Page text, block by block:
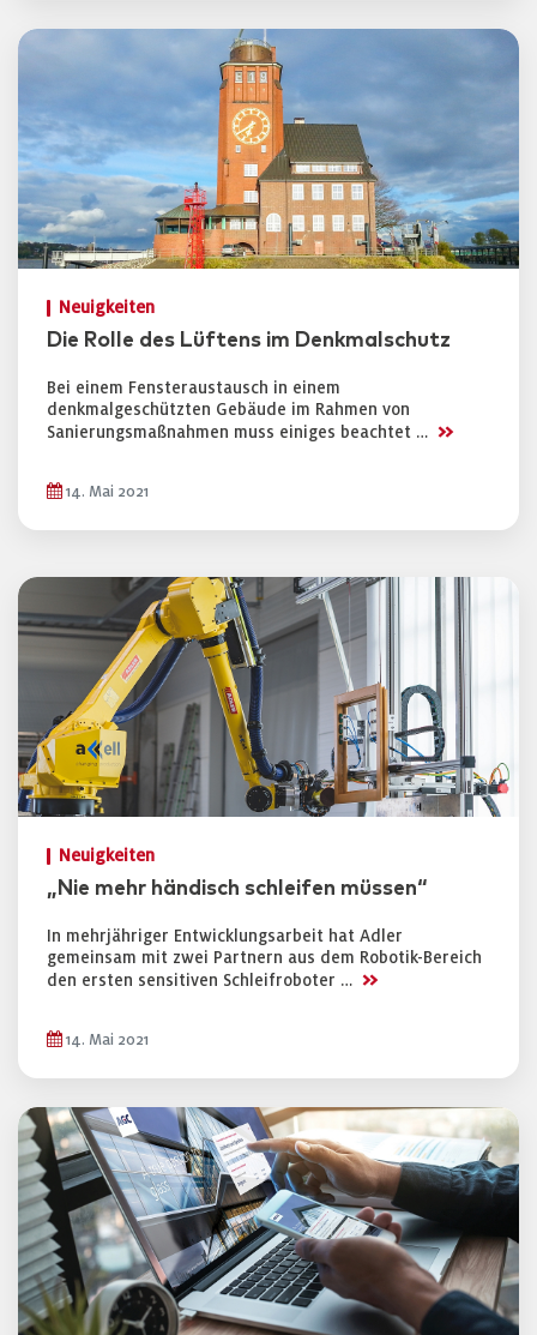
Neuigkeiten
Die Rolle des Lüftens im Denkmalschutz
Bei einem Fensteraustausch in einem
denkmalgeschützten Gebäude im Rahmen von
Sanierungsmaßnahmen muss einiges beachtet … >>
14. Mai 2021
Neuigkeiten
„Nie mehr händisch schleifen müssen“
In mehrjähriger Entwicklungsarbeit hat Adler
gemeinsam mit zwei Partnern aus dem Robotik-Bereich
den ersten sensitiven Schleifroboter … >>
14. Mai 2021